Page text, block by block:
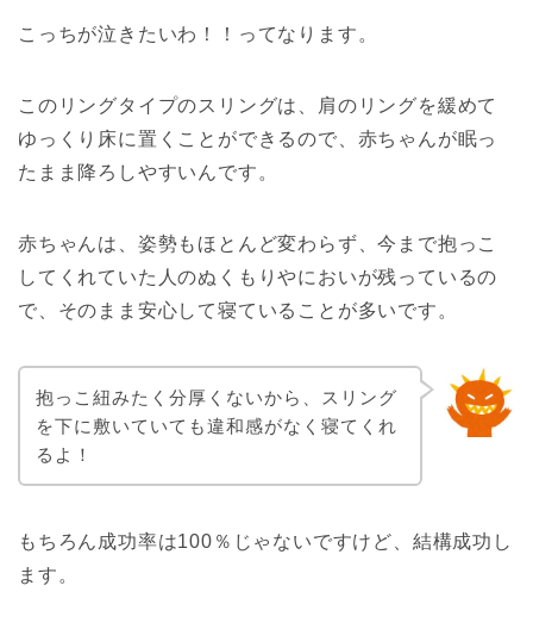
こっちが泣きたいわ！！ってなります。
このリングタイプのスリングは、肩のリングを緩めて
ゆっくり床に置くことができるので、赤ちゃんが眠っ
たまま降ろしやすいんです。
赤ちゃんは、姿勢もほとんど変わらず、今まで抱っこ
してくれていた人のぬくもりやにおいが残っているの
で、そのまま安心して寝ていることが多いです。
抱っこ紐みたく分厚くないから、スリング
を下に敷いていても違和感がなく寝てくれ
るよ！
もちろん成功率は100％じゃないですけど、結構成功し
ます。